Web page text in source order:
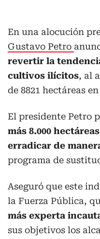
En una alocución
Gustavo Petro
revertir la
cultivos ilícitos, al
de 8821 hectáreas
El presidente Petro
más 8.000
erradicar de
programa de
Aseguró que este
la Fuerza Pública,
más experta
sus objetivos los